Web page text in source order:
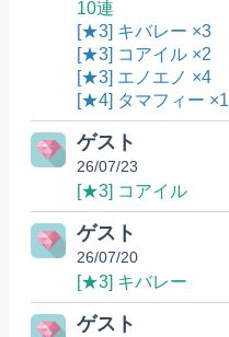
10連
[★3] キバレー ×3
[★3] コアイル ×2
[★3] エノエノ ×4
[★4] タマフィー ×1
ゲスト
26/07/23
[★3] コアイル
ゲスト
26/07/20
[★3] キバレー
ゲスト